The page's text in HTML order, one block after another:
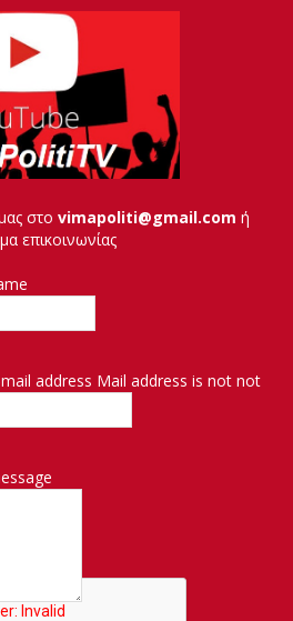
στο vimapoliti@gmail.com ή
επικοινωνίας
address Mail address is not not